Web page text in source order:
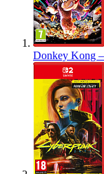
Donkey Kong